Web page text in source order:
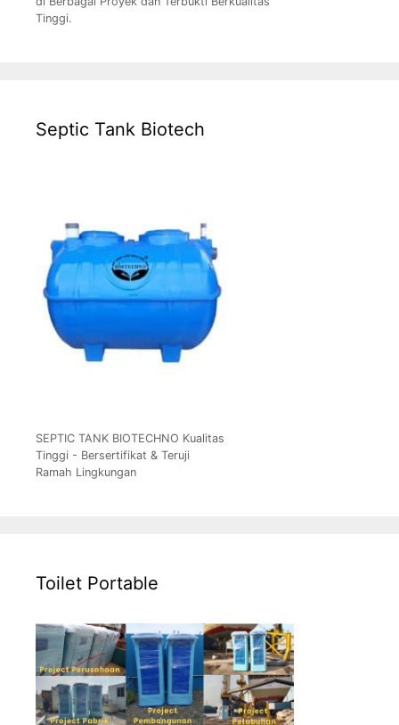
Tinggi.
Septic Tank Biotech
SEPTIC TANK BIOTECHNO Kualitas
Tinggi - Bersertifikat & Teruji
Ramah Lingkungan
Toilet Portable